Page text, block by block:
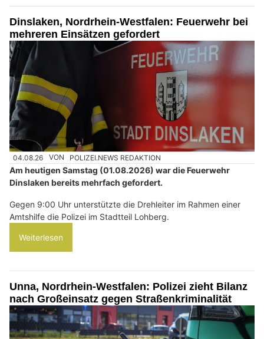
Dinslaken, Nordrhein-Westfalen: Feuerwehr bei
mehreren Einsätzen gefordert
04.08.26 VON POLIZEI.NEWS REDAKTION
Am heutigen Samstag (01.08.2026) war die Feuerwehr
Dinslaken bereits mehrfach gefordert.
Gegen 9:00 Uhr unterstützte die Drehleiter im Rahmen einer
Amtshilfe die Polizei im Stadtteil Lohberg.
Weiterlesen
Unna, Nordrhein-Westfalen: Polizei zieht Bilanz
nach Großeinsatz gegen Straßenkriminalität